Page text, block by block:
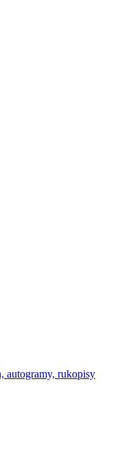
autogramy, rukopisy